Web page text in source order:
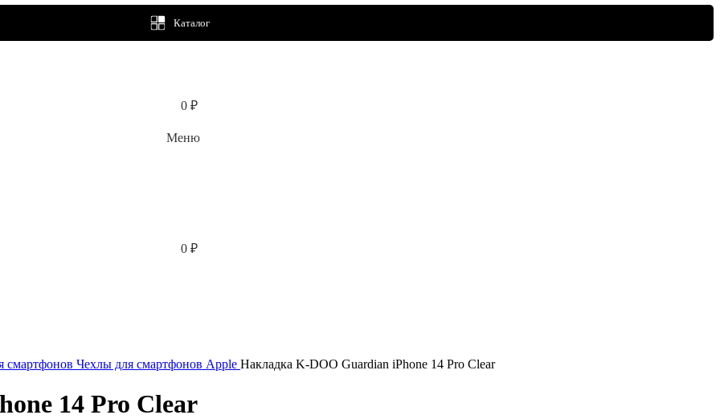
Каталог
0 ₽
Меню
0 ₽
смартфонов Чехлы для смартфонов Apple Накладка K-DOO Guardian iPhone 14 Pro Clear
14 Pro Clear